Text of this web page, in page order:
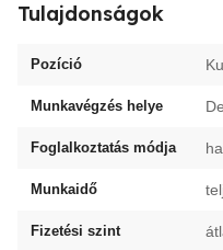
Tulajdonságok
Pozíció
Munkavégzés helye
Foglalkoztatás módja
Munkaidő
Fizetési szint